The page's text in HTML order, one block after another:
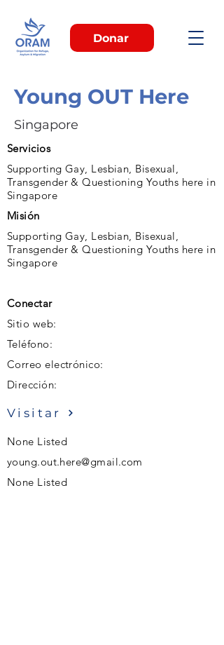
Donar
Young OUT Here
Singapore
Servicios
Supporting Gay, Lesbian, Bisexual,
Transgender & Questioning Youths here in
Singapore
Misión
Supporting Gay, Lesbian, Bisexual,
Transgender & Questioning Youths here in
Singapore
Conectar
Sitio web:
Teléfono:
Correo electrónico:
Dirección:
Visitar
None Listed
young.out.here@gmail.com
None Listed